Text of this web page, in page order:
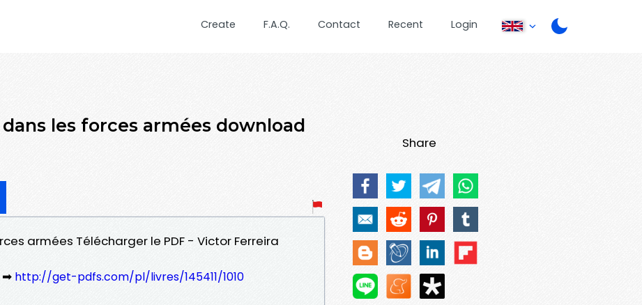
Create F.A.Q. Contact Recent Login
les forces armées download
armées Télécharger le PDF - Victor Ferreira
➡ http://get-pdfs.com/pl/livres/145411/1010
Share